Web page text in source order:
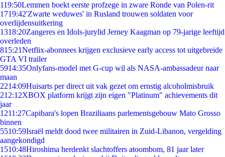
119:50Lemmen boekt eerste profzege in zware Ronde van Polen-rit
1719:42'Zwarte weduwes' in Rusland trouwen soldaten voor
overlijdensuitkering
1318:20Zangeres en Idols-jurylid Jerney Kaagman op 79-jarige leeftijd
overleden
815:21Netflix-abonnees krijgen exclusieve early access tot uitgebreide
GTA VI trailer
5914:35Onlyfans-model met G-cup wil als NASA-ambassadeur naar
maan
2214:09Huisarts per direct uit vak gezet om ernstig alcoholmisbruik
212:12XBOX platform krijgt zijn eigen "Platinum" achievements dit
jaar
1211:27Capibara's lopen Braziliaans parlementsgebouw Mato Grosso
binnen
5510:59Israël meldt dood twee militairen in Zuid-Libanon, vergelding
aangekondigd
1510:48Hiroshima herdenkt slachtoffers atoombom, 81 jaar later